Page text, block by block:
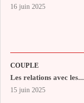
16 juin 2025
COUPLE
Les relations avec les...
15 juin 2025